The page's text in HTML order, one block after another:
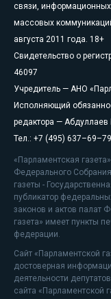
связи, информационных
массовых
августа 2011 года. 18+
Свидетельство о
46097
Учредитель — АНО
Исполняющий
редактора — Абдуллаев
Тел.: +7 (495)
«Парламентская
Федерального
газеты -
публикатор
законов и актов палат
газета» имеет пункты
федерации.
Сайт «Парламентской
достоверная
деятельности
сайта «Парламентской